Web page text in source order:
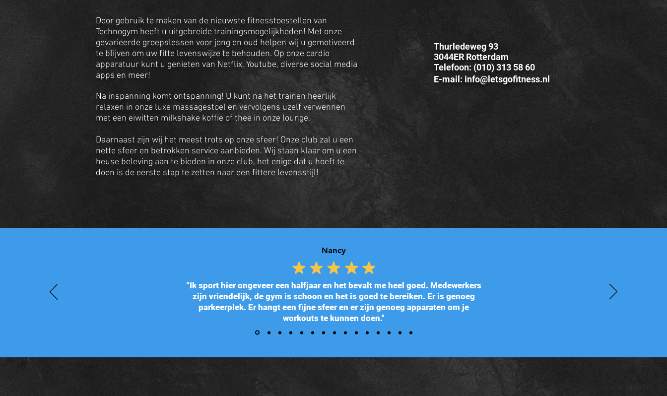
Door gebruik te maken van de nieuwste fitnesstoestellen van
Technogym heeft u uitgebreide trainingsmogelijkheden! Met onze
gevarieerde groepslessen voor jong en oud helpen wij u gemotiveerd
te blijven om uw fitte levenswijze te behouden. Op onze cardio
apparatuur kunt u genieten van Netflix, Youtube, diverse social media
apps en meer!
Na inspanning komt ontspanning! U kunt na het trainen heerlijk
relaxen in onze luxe massagestoel en vervolgens uzelf verwennen
met een eiwitten milkshake koffie of thee in onze lounge.
Daarnaast zijn wij het meest trots op onze sfeer! Onze club zal u een
nette sfeer en betrokken service aanbieden. Wij staan klaar om u een
heuse beleving aan te bieden in onze club, het enige dat u hoeft te
doen is de eerste stap te zetten naar een fittere levensstijl!
Thurledeweg 93
3044ER Rotterdam
Telefoon: (010) 313 58 60
E-mail: info@letsgofitness.nl
Nancy
“Ik sport hier ongeveer een halfjaar en het bevalt me heel goed. Medewerkers
zijn vriendelijk, de gym is schoon en het is goed te bereiken. Er is genoeg
parkeerplek. Er hangt een fijne sfeer en er zijn genoeg apparaten om je
workouts te kunnen doen."